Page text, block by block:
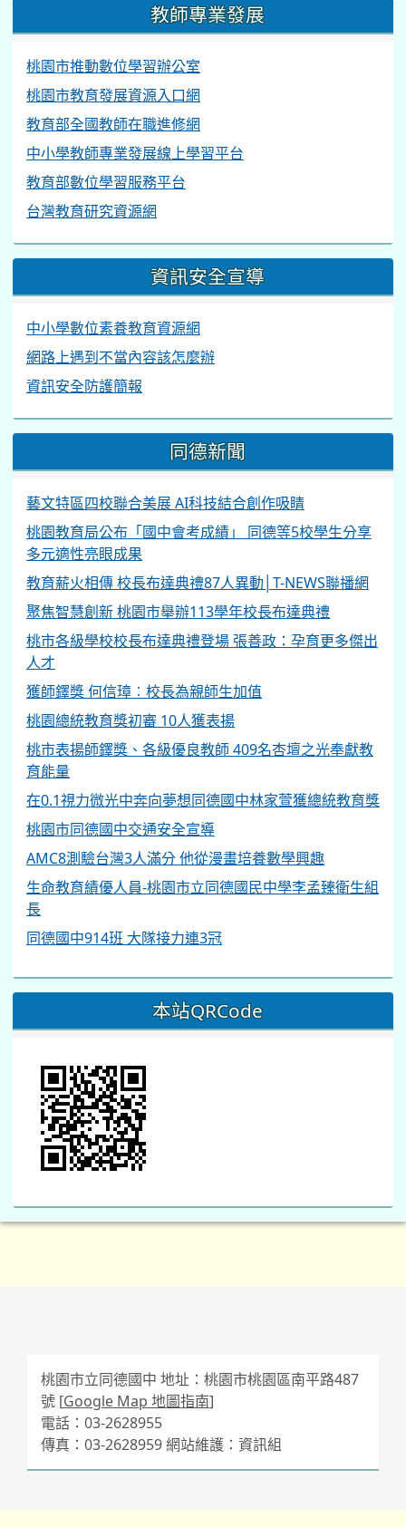
教師專業發展
桃園市推動數位學習辦公室
桃園市教育發展資源入口網
教育部全國教師在職進修網
中小學教師專業發展線上學習平台
教育部數位學習服務平台
台灣教育研究資源網
資訊安全宣導
中小學數位素養教育資源網
網路上遇到不當內容該怎麼辦
資訊安全防護簡報
同德新聞
藝文特區四校聯合美展 AI科技結合創作吸睛
桃園教育局公布「國中會考成績」 同德等5校學生分享
多元適性亮眼成果
教育薪火相傳 校長布達典禮87人異動│T-NEWS聯播網
聚焦智慧創新 桃園市舉辦113學年校長布達典禮
桃市各級學校校長布達典禮登場 張善政：孕育更多傑出
人才
獲師鐸獎 何信璋︰校長為親師生加值
桃園總統教育獎初審 10人獲表揚
桃市表揚師鐸獎、各級優良教師 409名杏壇之光奉獻教
育能量
在0.1視力微光中奔向夢想同德國中林家萱獲總統教育獎
桃園市同德國中交通安全宣導
AMC8測驗台灣3人滿分 他從漫畫培養數學興趣
生命教育績優人員-桃園市立同德國民中學李孟臻衛生組
長
同德國中914班 大隊接力連3冠
本站QRCode
桃園市立同德國中 地址：桃園市桃園區南平路487
號 [Google Map 地圖指南]
電話：03-2628955
傳真：03-2628959 網站維護：資訊組